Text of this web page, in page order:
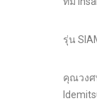
รุ่น
คุณวงศ